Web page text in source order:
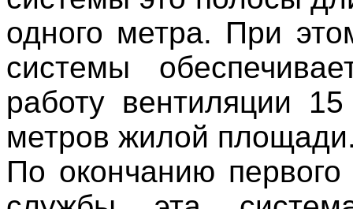
одного метра. При
системы
работу вентиляции
метров жилой
По окончанию первого